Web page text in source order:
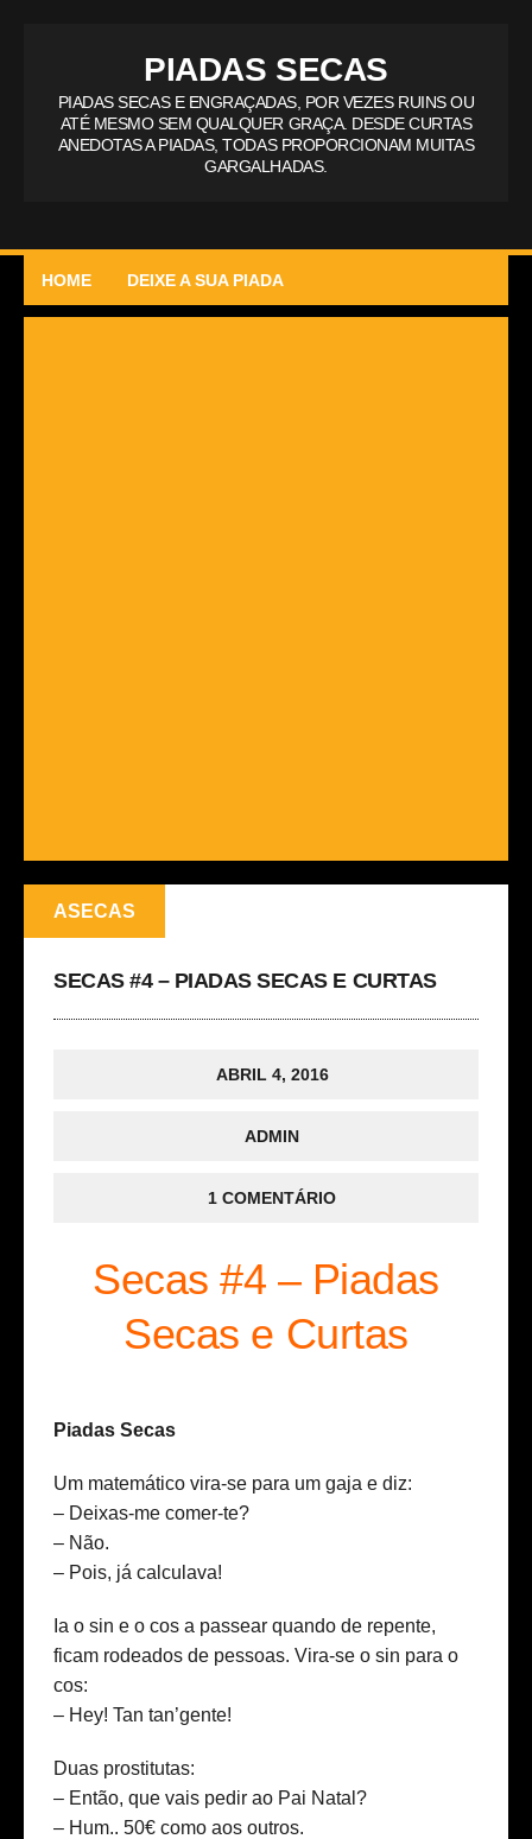
PIADAS SECAS
PIADAS SECAS E ENGRAÇADAS, POR VEZES RUINS OU
ATÉ MESMO SEM QUALQUER GRAÇA. DESDE CURTAS
ANEDOTAS A PIADAS, TODAS PROPORCIONAM MUITAS
GARGALHADAS.
HOME DEIXE A SUA PIADA
ASECAS
SECAS #4 – PIADAS SECAS E CURTAS
ABRIL 4, 2016
ADMIN
1 COMENTÁRIO
Secas #4 – Piadas
Secas e Curtas
Piadas Secas
Um matemático vira-se para um gaja e diz:
– Deixas-me comer-te?
– Não.
– Pois, já calculava!
Ia o sin e o cos a passear quando de repente,
ficam rodeados de pessoas. Vira-se o sin para o
cos:
– Hey! Tan tan’gente!
Duas prostitutas:
– Então, que vais pedir ao Pai Natal?
– Hum.. 50€ como aos outros.